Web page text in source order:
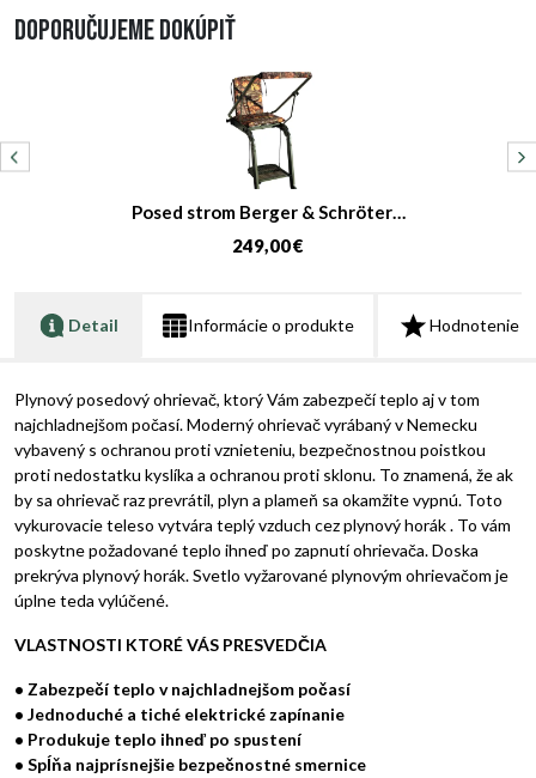
Doporučujeme dokúpiť
Posed strom Berger & Schröter…
249,00 €
Detail Informácie o produkte Hodnotenie
Plynový posedový ohrievač, ktorý Vám zabezpečí teplo aj v tom
najchladnejšom počasí. Moderný ohrievač vyrábaný v Nemecku
vybavený s ochranou proti vznieteniu, bezpečnostnou poistkou
proti nedostatku kyslíka a ochranou proti sklonu. To znamená, že ak
by sa ohrievač raz prevrátil, plyn a plameň sa okamžite vypnú. Toto
vykurovacie teleso vytvára teplý vzduch cez plynový horák . To vám
poskytne požadované teplo ihneď po zapnutí ohrievača. Doska
prekrýva plynový horák. Svetlo vyžarované plynovým ohrievačom je
úplne teda vylúčené.
VLASTNOSTI KTORÉ VÁS PRESVEDČIA
• Zabezpečí teplo v najchladnejšom počasí
• Jednoduché a tiché elektrické zapínanie
• Produkuje teplo ihneď po spustení
• Spĺňa najprísnejšie bezpečnostné smernice